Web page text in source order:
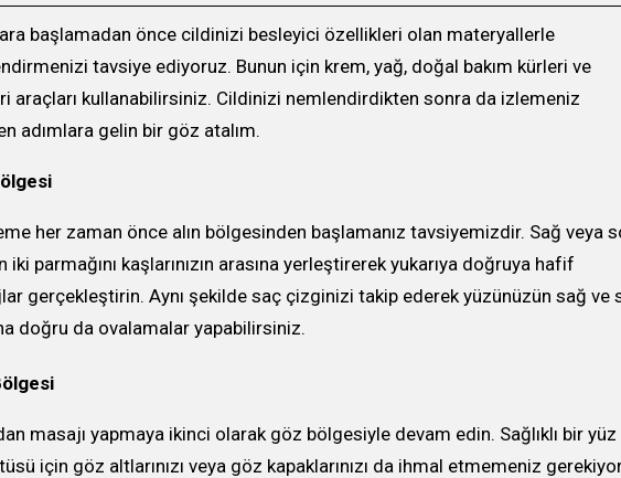
başlamadan önce cildinizi besleyici özellikleri olan materyallerle
tavsiye ediyoruz. Bunun için krem, yağ, doğal bakım kürleri ve
araçları kullanabilirsiniz. Cildinizi nemlendirdikten sonra da izlemeniz
adımlara gelin bir göz atalım.
her zaman önce alın bölgesinden başlamanız tavsiyemizdir. Sağ veya
iki parmağını kaşlarınızın arasına yerleştirerek yukarıya doğruya hafif
gerçekleştirin. Aynı şekilde saç çizginizi takip ederek yüzünüzün sağ ve
doğru da ovalamalar yapabilirsiniz.
masajı yapmaya ikinci olarak göz bölgesiyle devam edin. Sağlıklı bir yüz
için göz altlarınızı veya göz kapaklarınızı da ihmal etmemeniz